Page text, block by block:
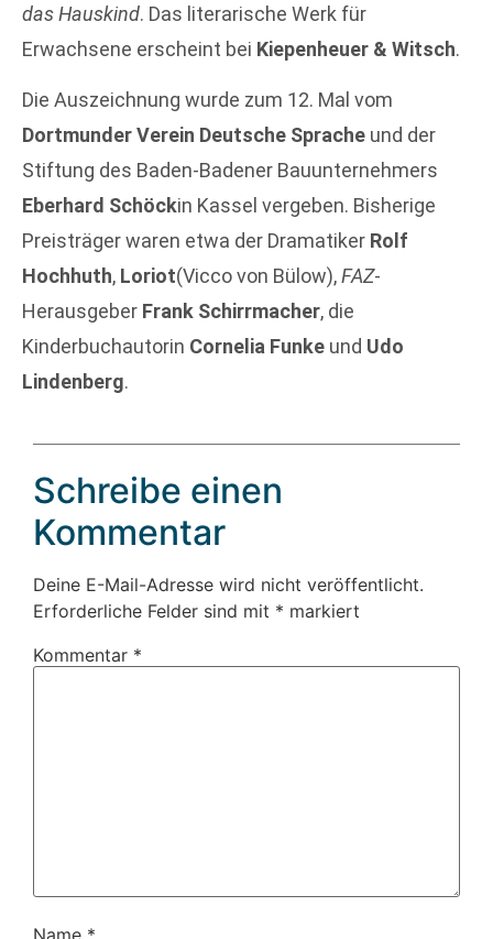
das Hauskind. Das literarische Werk für
Erwachsene erscheint bei Kiepenheuer & Witsch.
Die Auszeichnung wurde zum 12. Mal vom
Dortmunder Verein Deutsche Sprache und der
Stiftung des Baden-Badener Bauunternehmers
Eberhard Schöckin Kassel vergeben. Bisherige
Preisträger waren etwa der Dramatiker Rolf
Hochhuth, Loriot(Vicco von Bülow),FAZ-
Herausgeber Frank Schirrmacher, die
Kinderbuchautorin Cornelia Funke und Udo
Lindenberg.
Schreibe einen
Kommentar
Deine E-Mail-Adresse wird nicht veröffentlicht.
Erforderliche Felder sind mit * markiert
Kommentar *
Name *